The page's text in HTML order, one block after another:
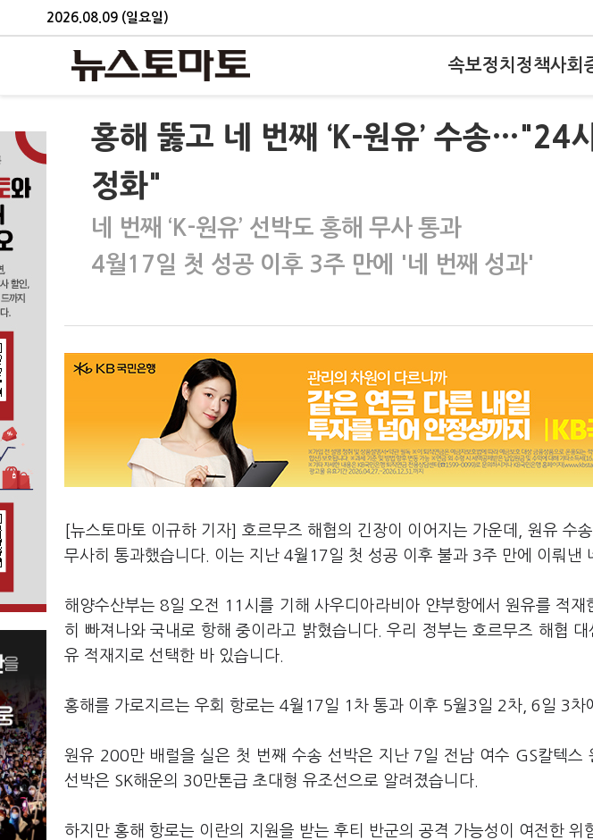
2026.08.09 (일요일)
속보정치 정책사회
홍해 뚫고 네 번째 ‘K-원유’ 수송…"24
정화"
네 번째 ‘K-원유’ 선박도 홍해 무사 통과
4월17일 첫 성공 이후 3주 만에 '네 번째 성과'
[뉴스토마토 이규하 기자] 호르무즈 해협의 긴장이 이어지는 가운데, 원유 수
무사히 통과했습니다. 이는 지난 4월17일 첫 성공 이후 불과 3주 만에 이뤄낸
해양수산부는 8일 오전 11시를 기해 사우디아라비아 얀부항에서 원유를 적
히 빠져나와 국내로 항해 중이라고 밝혔습니다. 우리 정부는 호르무즈 해협
유 적재지로 선택한 바 있습니다.
홍해를 가로지르는 우회 항로는 4월17일 1차 통과 이후 5월3일 2차, 6일 3차
원유 200만 배럴을 실은 첫 번째 수송 선박은 지난 7일 전남 여수 GS칼텍스
선박은 SK해운의 30만톤급 초대형 유조선으로 알려졌습니다.
하지만 홍해 항로는 이란의 지원을 받는 후티 반군의 공격 가능성이 여전한 위